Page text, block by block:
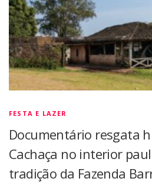
FESTA E LAZER
Documentário resgata
Cachaça no interior
tradição da Fazenda